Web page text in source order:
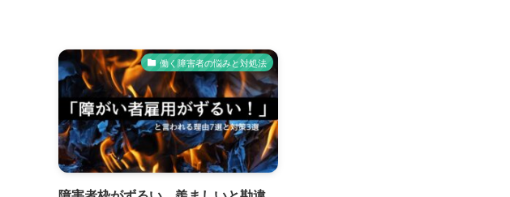
働く障害者の悩みと対処法